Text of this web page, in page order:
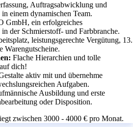
Auftragsabwicklung und
einem dynamischen Team.
GmbH, ein erfolgreiches
der Schmierstoff- und Farbbranche.
leistungsgerechte Vergütung, 13.
Warengutscheine.
Flache Hierarchien und tolle
dich!
aktiv mit und übernehme
Aufgaben.
Ausbildung und erste
oder Disposition.
zwischen 3000 - 4000 € pro Monat.